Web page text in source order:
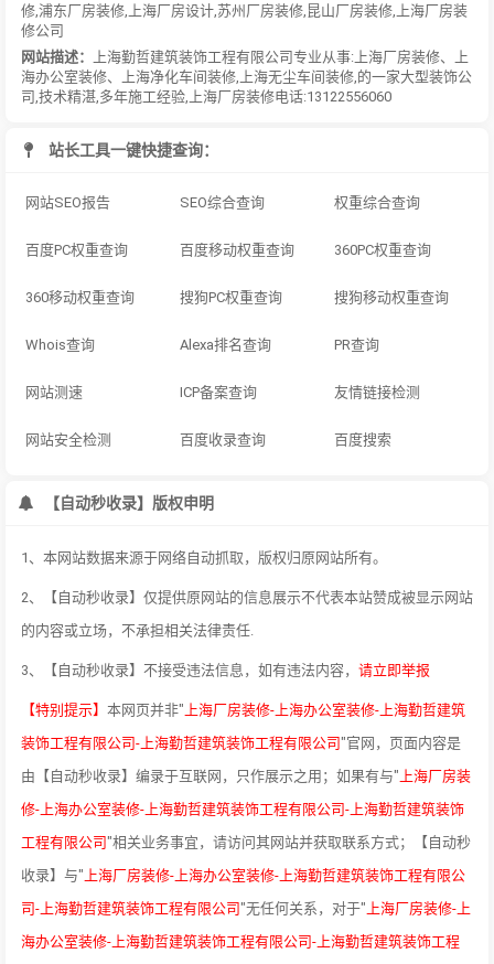
修 浦东厂房装修 上海厂房设计 苏州厂房装修 昆山厂房装修 上海厂房装
修公司
网站描述：
上海勤哲建筑装饰工程有限公司专业从事:上海厂房装修、上
海办公室装修、上海净化车间装修,上海无尘车间装修,的一家大型装饰公
司,技术精湛,多年施工经验,上海厂房装修电话:13122556060
站长工具一键快捷查询：
网站SEO报告 SEO综合查询 权重综合查询
百度PC权重查询 百度移动权重查询 360PC权重查询
360移动权重查询 搜狗PC权重查询 搜狗移动权重查询
Whois查询 Alexa排名查询 PR查询
网站测速 ICP备案查询 友情链接检测
网站安全检测 百度收录查询 百度搜索
【自动秒收录】版权申明
1、本网站数据来源于网络自动抓取，版权归原网站所有。
2、【自动秒收录】仅提供原网站的信息展示不代表本站赞成被显示网站
的内容或立场，不承担相关法律责任.
3、【自动秒收录】不接受违法信息，如有违法内容， 请立即举报
【特别提示】 本网页并非" 上海厂房装修-上海办公室装修-上海勤哲建筑
装饰工程有限公司-上海勤哲建筑装饰工程有限公司"官网，页面内容是
由【自动秒收录】编录于互联网，只作展示之用；如果有与" 上海厂房装
修-上海办公室装修-上海勤哲建筑装饰工程有限公司-上海勤哲建筑装饰
工程有限公司"相关业务事宜，请访问其网站并获取联系方式；【自动秒
收录】与" 上海厂房装修-上海办公室装修-上海勤哲建筑装饰工程有限公
司-上海勤哲建筑装饰工程有限公司"无任何关系，对于" 上海厂房装修-上
海办公室装修-上海勤哲建筑装饰工程有限公司-上海勤哲建筑装饰工程